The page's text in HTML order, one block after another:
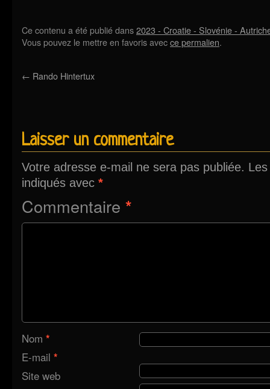
Ce contenu a été publié dans2023 - Croatie - Slovénie -
Vous pouvez le mettre en favoris avecce permalien.
← Rando Hintertux
Laisser un commentaire
Votre adresse e-mail ne sera pas publiée.
indiqués avec *
Commentaire *
Nom *
E-mail *
Site web